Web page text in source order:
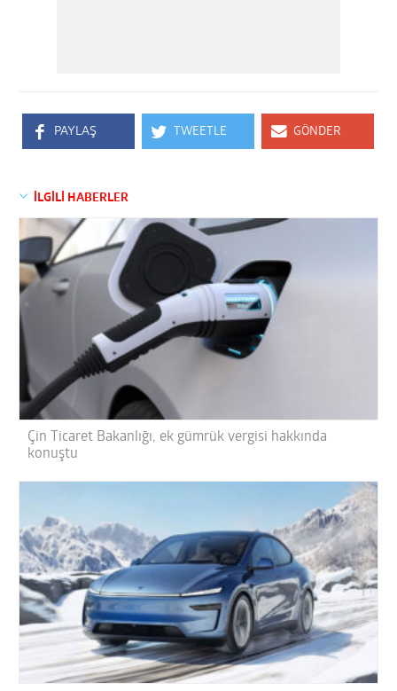
PAYLAŞ TWEETLE GÖNDER
İLGİLİ HABERLER
Çin Ticaret Bakanlığı, ek gümrük vergisi hakkında
konuştu